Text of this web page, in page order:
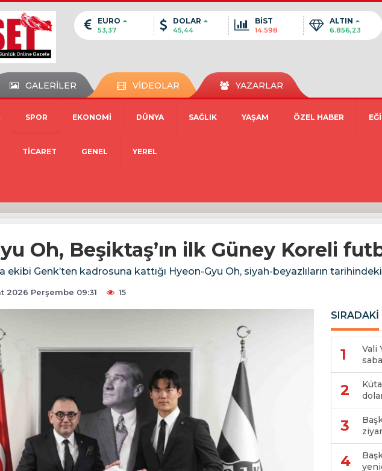
EURO
53,37
DOLAR
45,44
BİST
14.598
ALTIN
6.856,23
GALERİLER VİDEOLAR YAZARLAR
SPOR EKONOMİ DÜNYA SAĞLIK YAŞAM ÖZEL HABER
TİCARET GENEL YEREL
Oh, Beşiktaş’ın ilk Güney Koreli
ekibi Genk’ten kadrosuna kattığı Hyeon-Gyu Oh, siyah-beyazlıların
2026 Perşembe 09:31 15
SIRADAKİ
1
Vali
2
3
4